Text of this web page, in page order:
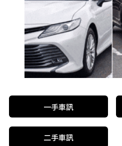
一手車訊
二手車訊